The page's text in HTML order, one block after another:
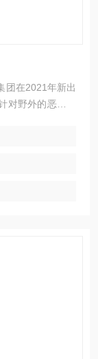
团在2021年新出
对野外的恶劣环
应性强为特点，